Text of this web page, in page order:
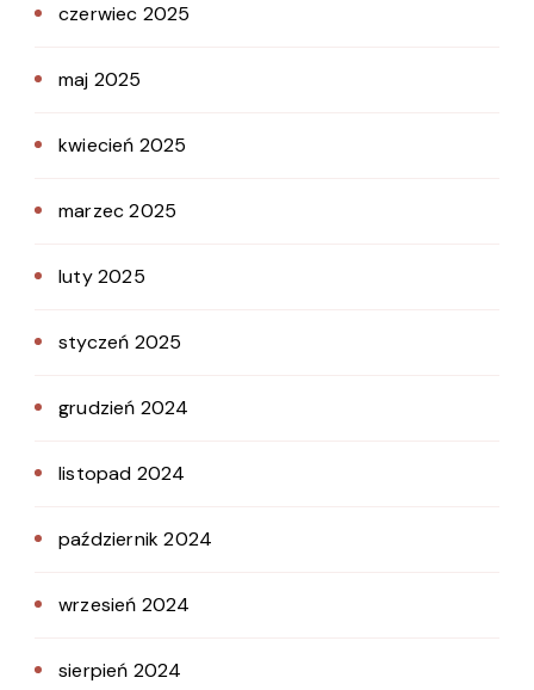
czerwiec 2025
maj 2025
kwiecień 2025
marzec 2025
luty 2025
styczeń 2025
grudzień 2024
listopad 2024
październik 2024
wrzesień 2024
sierpień 2024